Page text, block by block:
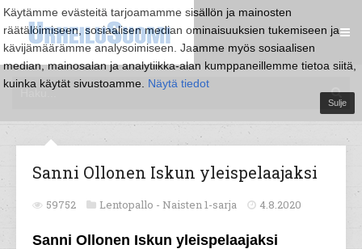
Käytämme evästeitä tarjoamamme sisällön ja mainosten
räätälöimiseen, sosiaalisen median ominaisuuksien tukemiseen ja
kävijämäärämme analysoimiseen. Jaamme myös sosiaalisen
median, mainosalan ja analytiikka-alan kumppaneillemme tietoa siitä,
kuinka käytät sivustoamme. Näytä tiedot
Sulje
Sanni Ollonen Iskun yleispelaajaksi
59752 Lentopallo - Naisten 1-sarja 4.8.2020
Sanni Ollonen Iskun yleispelaajaksi